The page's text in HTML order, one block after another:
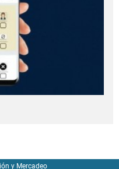
y Mercadeo